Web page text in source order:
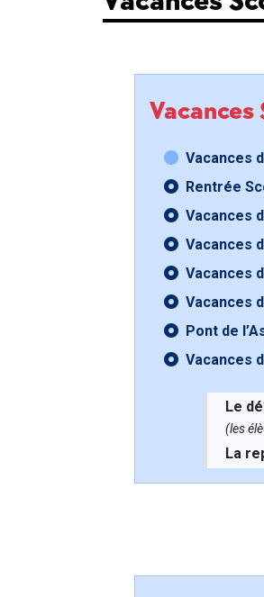
Vacances
Rentrée
Vacances
Vacances
Vacances
Vacances
Pont de
Vacances
Le
(les
La